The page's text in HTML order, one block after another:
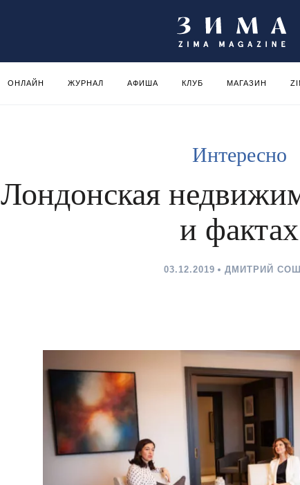
ОНЛАЙН ЖУРНАЛ АФИША КЛУБ МАГАЗИН
Интересно
Лондонская
и фактах
03.12.2019 ДМИТРИЙ